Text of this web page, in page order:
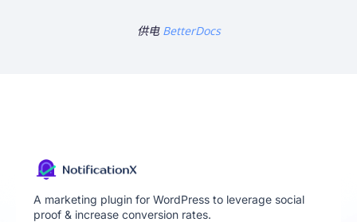
供电 BetterDocs
A marketing plugin for WordPress to leverage social
proof & increase conversion rates.